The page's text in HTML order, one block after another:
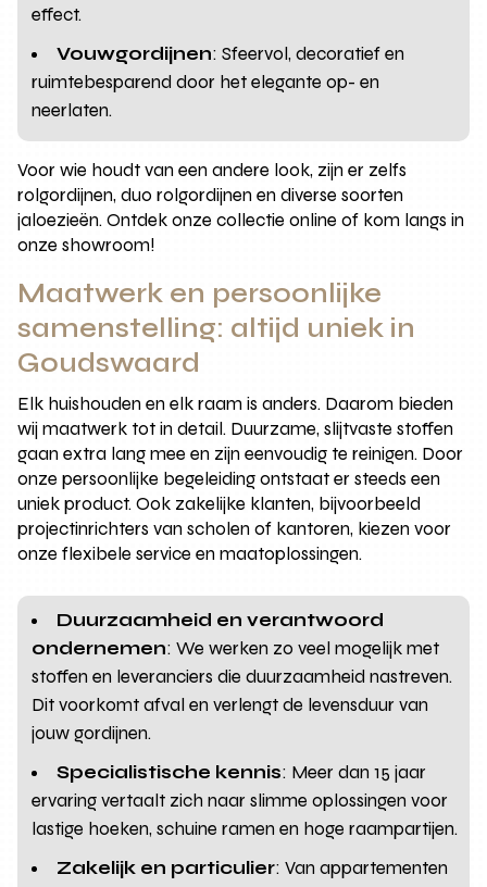
effect.
Vouwgordijnen: Sfeervol, decoratief en
ruimtebesparend door het elegante op- en
neerlaten.
Voor wie houdt van een andere look, zijn er zelfs
rolgordijnen, duo rolgordijnen en diverse soorten
jaloezieën. Ontdek onze collectie online of kom langs in
onze showroom!
Maatwerk en persoonlijke
samenstelling: altijd uniek in
Goudswaard
Elk huishouden en elk raam is anders. Daarom bieden
wij maatwerk tot in detail. Duurzame, slijtvaste stoffen
gaan extra lang mee en zijn eenvoudig te reinigen. Door
onze persoonlijke begeleiding ontstaat er steeds een
uniek product. Ook zakelijke klanten, bijvoorbeeld
projectinrichters van scholen of kantoren, kiezen voor
onze flexibele service en maatoplossingen.
Duurzaamheid en verantwoord
ondernemen: We werken zo veel mogelijk met
stoffen en leveranciers die duurzaamheid nastreven.
Dit voorkomt afval en verlengt de levensduur van
jouw gordijnen.
Specialistische kennis: Meer dan 15 jaar
ervaring vertaalt zich naar slimme oplossingen voor
lastige hoeken, schuine ramen en hoge raampartijen.
Zakelijk en particulier: Van appartementen